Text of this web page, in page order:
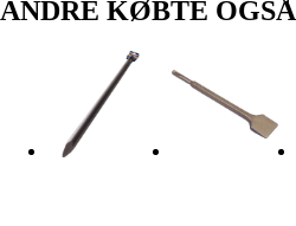
ANDRE KØBTE OGSÅ